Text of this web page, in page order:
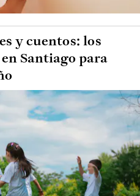
y cuentos: los
Santiago para